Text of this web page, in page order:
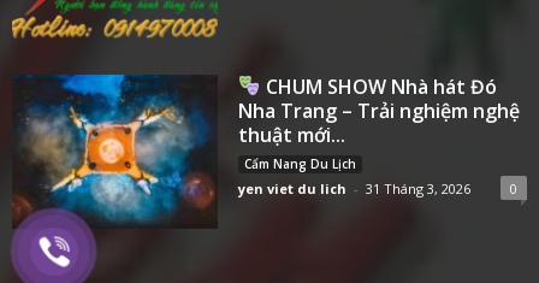
CHUM SHOW Nhà hát Đó
Nha Trang – Trải nghiệm nghệ
thuật mới...
Cẩm Nang Du Lịch
yen viet du lich - 31 Tháng 3, 2026 0